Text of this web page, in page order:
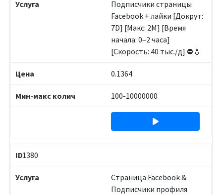
Подписчики страницы
Facebook + лайки [Докрут:
7D] [Макс: 2M] [Время
начала: 0–2 часа]
[Скорость: 40 тыс./д] ⛔️💧
0.1364
100-10000000
1380
Страница Facebook &
Подписчики профиля